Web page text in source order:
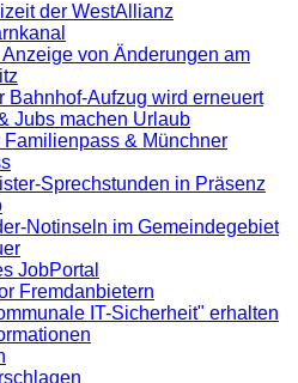
der WestAllianz
Anzeige von Änderungen am
Bahnhof-Aufzug wird erneuert
Jubs machen Urlaub
Familienpass & Münchner
Sprechstunden in Präsenz
Notinseln im Gemeindegebiet
JobPortal
Fremdanbietern
IT-Sicherheit" erhalten